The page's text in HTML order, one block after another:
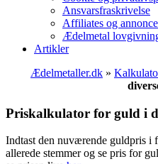
Ansvarsfraskrivelse
Affiliates og
Ædelmetal
Artikler
Ædelmetaller.dk »
Priskalkulator for guld i
Indtast den nuværende guldpris i
allerede stemmer og se pris for